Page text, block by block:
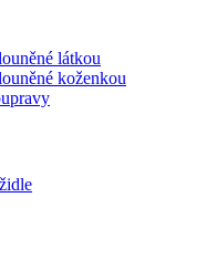
látkou
koženkou